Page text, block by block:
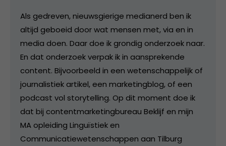
Als gedreven, nieuwsgierige medianerd ben ik
altijd geboeid door wat mensen met, via en in
media doen. Daar doe ik grondig onderzoek naar.
En dat onderzoek verpak ik in aansprekende
content. Bijvoorbeeld in een wetenschappelijk of
journalistiek artikel, een marketingblog, of een
podcast vol storytelling. Op dit moment doe ik
dat bij contentmarketingbureau Beklijf en mijn
MA opleiding Linguïstiek en
Communicatiewetenschappen aan Tilburg